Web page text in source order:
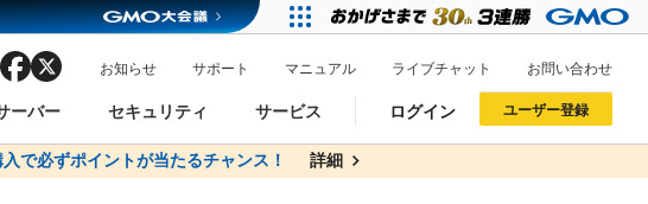
ーバー セキュリティ サービス
facebook お知らせ サポート マニュアル ライブチャット お問い合わせ
ログイン ユーザー登録
で必ずポイントが当たるチャンス！ 詳細
ー料金1年間無料 詳細